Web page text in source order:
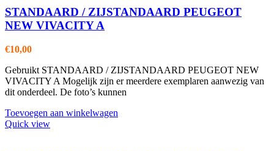
STANDAARD / ZIJSTANDAARD PEUGEOT
NEW VIVACITY A
€10,00
Gebruikt STANDAARD / ZIJSTANDAARD PEUGEOT NEW
VIVACITY A Mogelijk zijn er meerdere exemplaren aanwezig van
dit onderdeel. De foto’s kunnen
Toevoegen aan winkelwagen
Quick view